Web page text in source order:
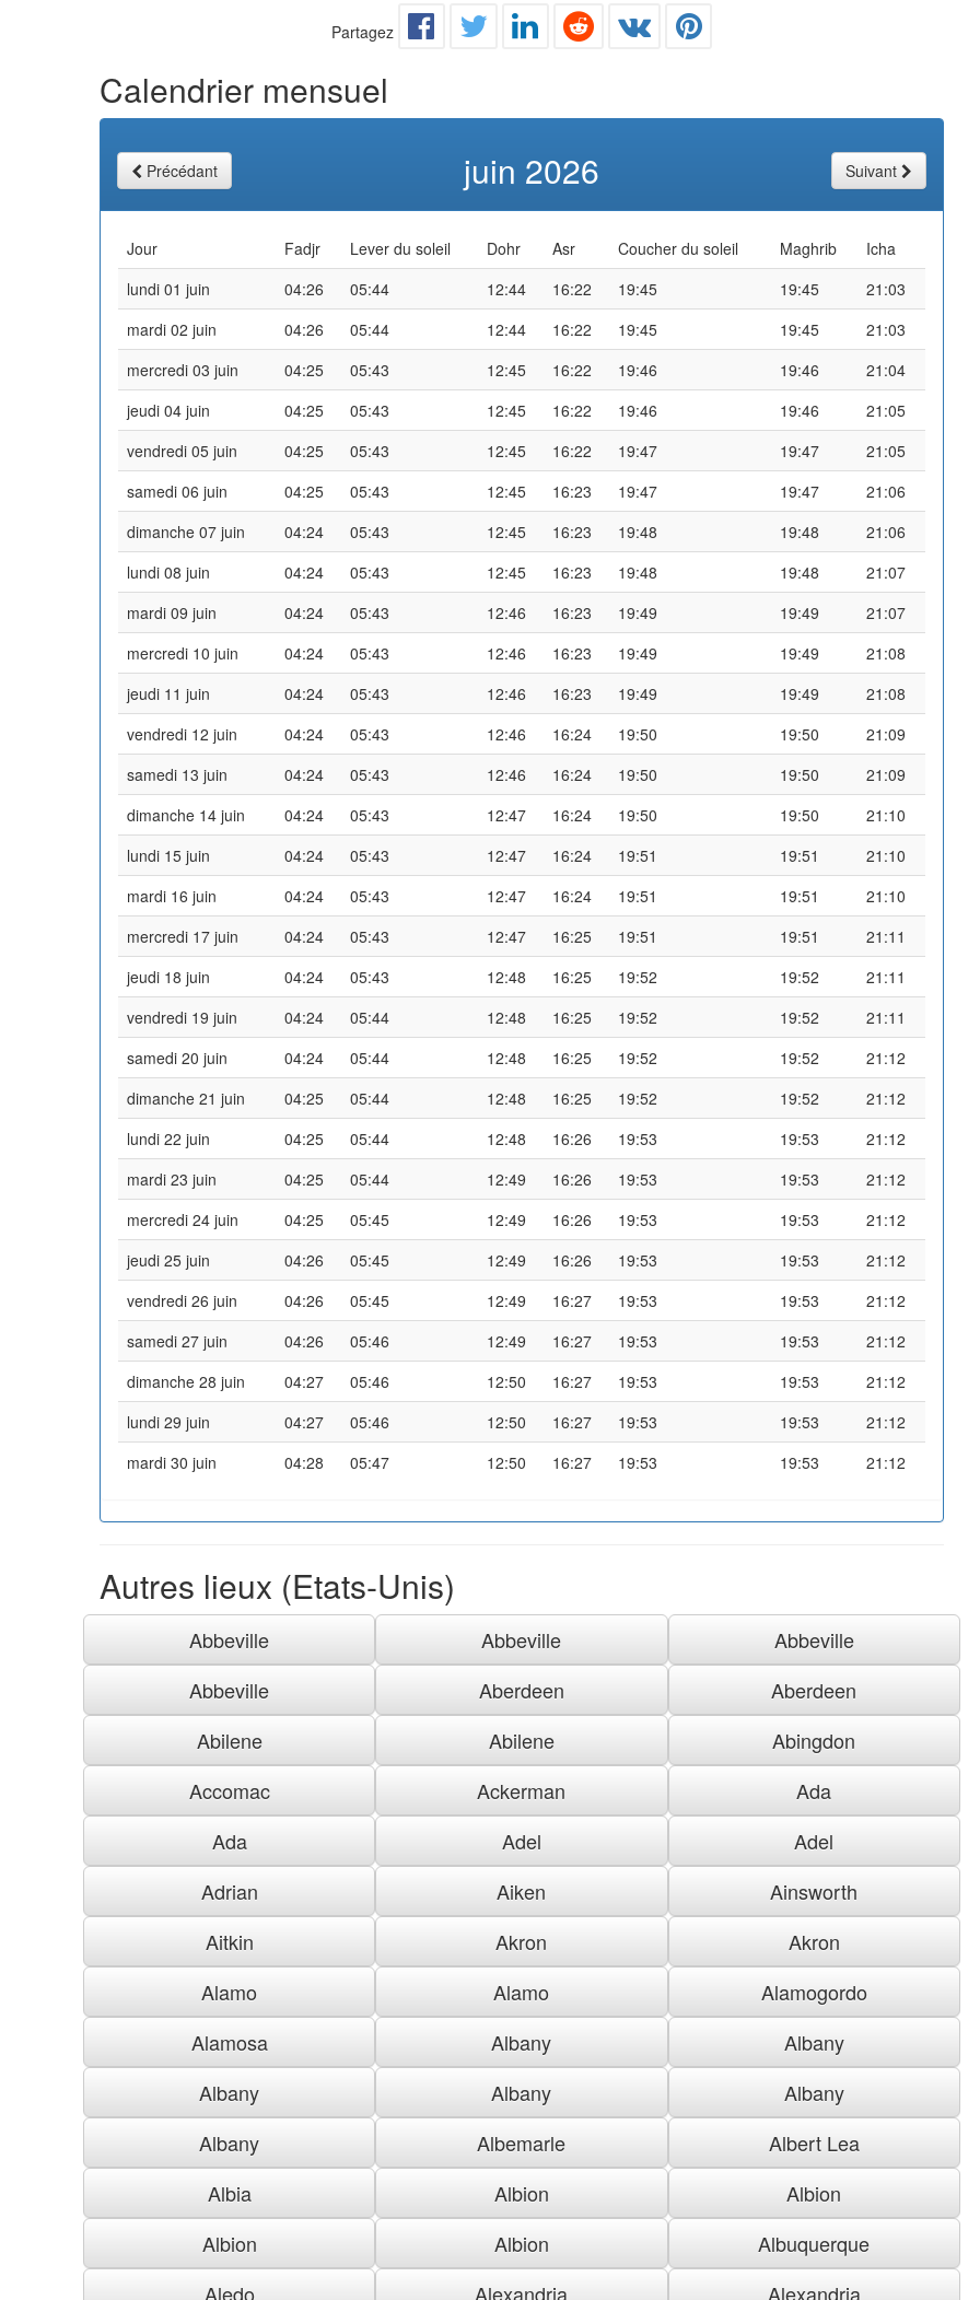
Partagez
Calendrier mensuel
Précédant juin 2026 Suivant
Jour Fadjr Lever du soleil Dohr Asr Coucher du soleil Maghrib
Icha
lundi 01 juin
04:26 05:44 12:44 16:22 19:45 19:45
21:03
mardi 02 juin
04:26 05:44 12:44 16:22 19:45 19:45
21:03
mercredi 03 juin
04:25 05:43 12:45 16:22 19:46 19:46
21:04
jeudi 04 juin
04:25 05:43 12:45 16:22 19:46 19:46
21:05
vendredi 05 juin
04:25 05:43 12:45 16:22 19:47 19:47
21:05
samedi 06 juin
04:25 05:43 12:45 16:23 19:47 19:47
21:06
dimanche 07 juin
04:24 05:43 12:45 16:23 19:48 19:48
21:06
lundi 08 juin
04:24 05:43 12:45 16:23 19:48 19:48
21:07
mardi 09 juin
04:24 05:43 12:46 16:23 19:49 19:49
21:07
mercredi 10 juin
04:24 05:43 12:46 16:23 19:49 19:49
21:08
jeudi 11 juin
04:24 05:43 12:46 16:23 19:49 19:49
21:08
vendredi 12 juin
04:24 05:43 12:46 16:24 19:50 19:50
21:09
samedi 13 juin
04:24 05:43 12:46 16:24 19:50 19:50
21:09
dimanche 14 juin
04:24 05:43 12:47 16:24 19:50 19:50
21:10
lundi 15 juin
04:24 05:43 12:47 16:24 19:51 19:51
21:10
mardi 16 juin
04:24 05:43 12:47 16:24 19:51 19:51
21:10
mercredi 17 juin
04:24 05:43 12:47 16:25 19:51 19:51
21:11
jeudi 18 juin
04:24 05:43 12:48 16:25 19:52 19:52
21:11
vendredi 19 juin
04:24 05:44 12:48 16:25 19:52 19:52
21:11
samedi 20 juin
04:24 05:44 12:48 16:25 19:52 19:52
21:12
dimanche 21 juin
04:25 05:44 12:48 16:25 19:52 19:52
21:12
lundi 22 juin
04:25 05:44 12:48 16:26 19:53 19:53
21:12
mardi 23 juin
04:25 05:44 12:49 16:26 19:53 19:53
21:12
mercredi 24 juin
04:25 05:45 12:49 16:26 19:53 19:53
21:12
jeudi 25 juin
04:26 05:45 12:49 16:26 19:53 19:53
21:12
vendredi 26 juin
04:26 05:45 12:49 16:27 19:53 19:53
21:12
samedi 27 juin
04:26 05:46 12:49 16:27 19:53 19:53
21:12
dimanche 28 juin
04:27 05:46 12:50 16:27 19:53 19:53
21:12
lundi 29 juin
04:27 05:46 12:50 16:27 19:53 19:53
21:12
mardi 30 juin
04:28 05:47 12:50 16:27 19:53 19:53 21:12
Autres lieux (Etats-Unis)
Abbeville Abbeville
Abbeville
Abbeville
Aberdeen
Aberdeen
Abilene
Abilene
Abingdon
Accomac
Ackerman
Ada
Ada
Adel
Adel
Adrian
Aiken
Ainsworth
Aitkin
Akron
Akron
Alamo
Alamo
Alamogordo
Alamosa
Albany
Albany
Albany
Albany
Albany
Albany
Albemarle
Albert Lea
Albia
Albion
Albion
Albion
Albion
Albuquerque
Aledo
Alexandria Alexandria